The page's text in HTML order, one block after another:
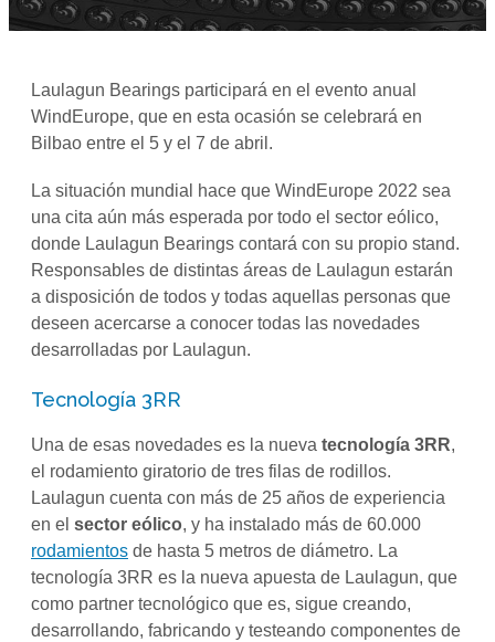
Laulagun Bearings participará en el evento anual
WindEurope, que en esta ocasión se celebrará en
Bilbao entre el 5 y el 7 de abril.
La situación mundial hace que WindEurope 2022 sea
una cita aún más esperada por todo el sector eólico,
donde Laulagun Bearings contará con su propio stand.
Responsables de distintas áreas de Laulagun estarán
a disposición de todos y todas aquellas personas que
deseen acercarse a conocer todas las novedades
desarrolladas por Laulagun.
Tecnología 3RR
Una de esas novedades es la nueva tecnología 3RR,
el rodamiento giratorio de tres filas de rodillos.
Laulagun cuenta con más de 25 años de experiencia
en el sector eólico, y ha instalado más de 60.000
rodamientos de hasta 5 metros de diámetro. La
tecnología 3RR es la nueva apuesta de Laulagun, que
como partner tecnológico que es, sigue creando,
desarrollando, fabricando y testeando componentes de